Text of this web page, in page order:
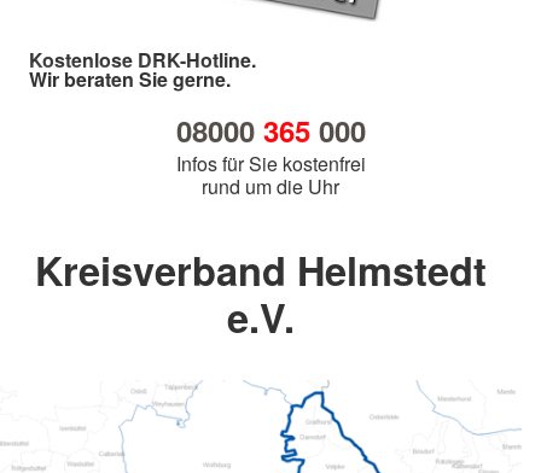
Kostenlose DRK-Hotline.
Wir beraten Sie gerne.
08000 365000
Infos für Sie kostenfrei
rund um die Uhr
Kreisverband Helmstedt
e.V.